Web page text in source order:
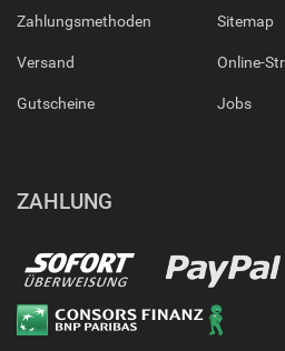
Zahlungsmethoden
Versand
Gutscheine
Sitemap
Online-
Jobs
ZAHLUNG